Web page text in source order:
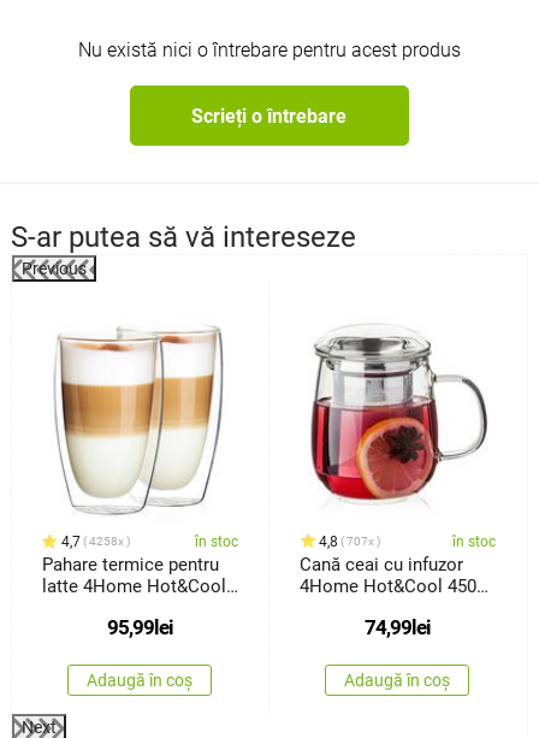
Nu există nici o întrebare pentru acest produs
Scrieți o întrebare
S-ar putea să vă intereseze
Previous
4,7 4258x în stoc
Pahare termice pentru
latte 4Home Hot&Cool
95,99 lei
Adaugă în coș
4,8 707x în stoc
Cană ceai cu infuzor
4Home Hot&Cool 450
74,99 lei
Adaugă în coș
Next